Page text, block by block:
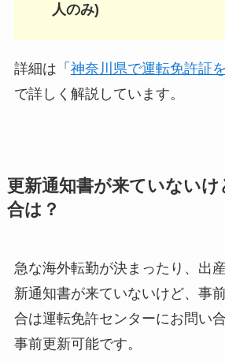
人のみ)
詳細は「 神奈川県で運転免許証
で詳しく解説しています。
更新通知書が来ていない
合は？
急な海外転勤が決まったり、出
新通知書が来ていないけど、事
合は運転免許センターにお問い
事前更新可能です。